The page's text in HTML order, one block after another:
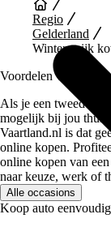
Regio
Gelderland
Winterswijk
Voordelen van een
Als je een
mogelijk bij jou
Vaartland.nl is dat
online kopen.
online kopen van
naar keuze, werk of
Alle occasions
Koop auto